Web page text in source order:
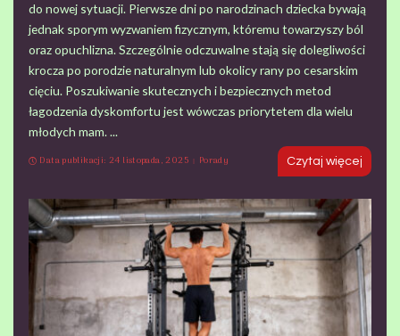
do nowej sytuacji. Pierwsze dni po narodzinach dziecka bywają
jednak sporym wyzwaniem fizycznym, któremu towarzyszy ból
oraz opuchlizna. Szczególnie odczuwalne stają się dolegliwości
krocza po porodzie naturalnym lub okolicy rany po cesarskim
cięciu. Poszukiwanie skutecznych i bezpiecznych metod
łagodzenia dyskomfortu jest wówczas priorytetem dla wielu
młodych mam. ...
Data publikacji: 24 listopada, 2025
Porady Czytaj więcej